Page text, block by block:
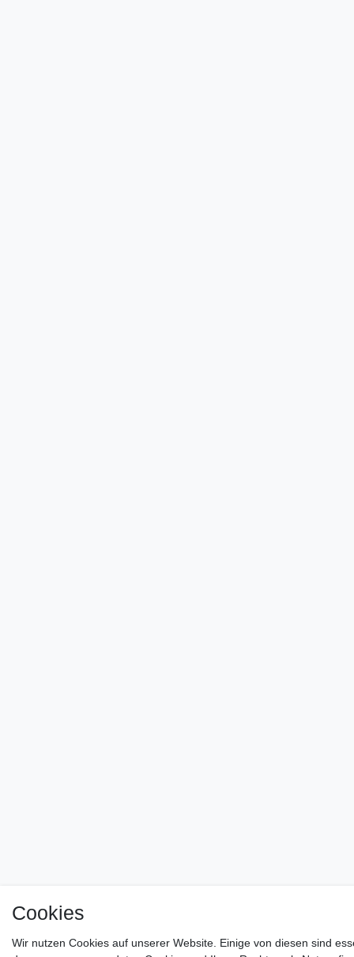
Cookies
Wir nutzen Cookies auf unserer Website. Einige von diesen sind